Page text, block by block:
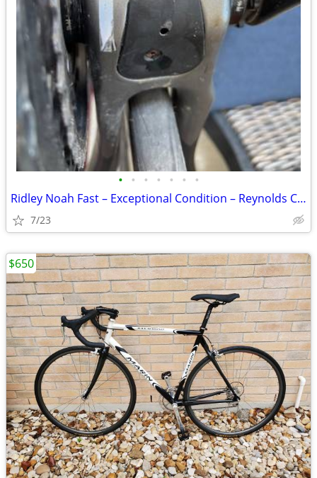
• • • • • • •
Ridley Noah Fast – Exceptional Condition – Reynolds Carbon Wheels, Cer
7/23
$650